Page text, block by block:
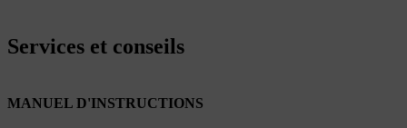
Services et conseils
MANUEL D'INSTRUCTIONS